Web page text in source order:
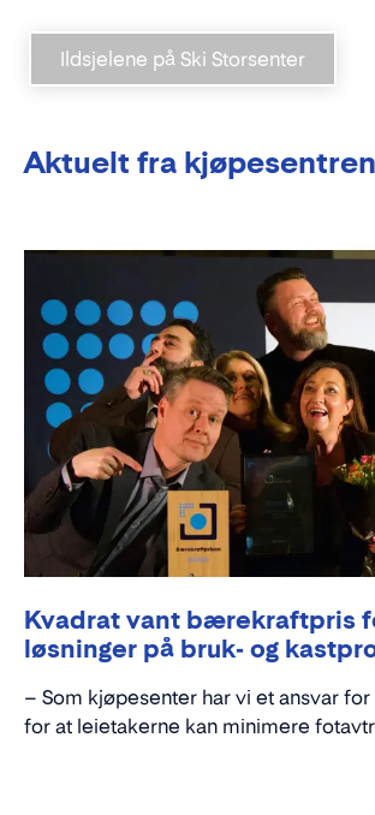
Ildsjelene på Ski Storsenter
Aktuelt fra
Kvadrat vant bærekraftpris
løsninger på bruk- og
– Som kjøpesenter har vi et ansvar
for at leietakerne kan minimere